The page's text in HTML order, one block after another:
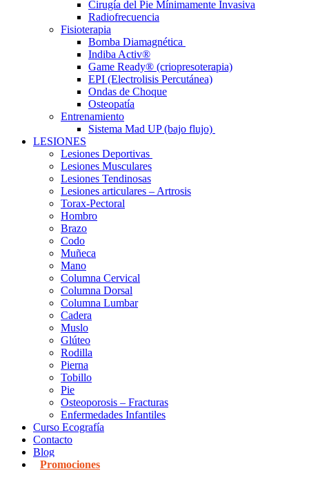
Cirugía del Pie Mínimamente Invasiva
Radiofrecuencia
Fisioterapia
Bomba Diamagnética
Indiba Activ®
Game Ready® (criopresoterapia)
EPI (Electrolisis Percutánea)
Ondas de Choque
Osteopatía
Entrenamiento
Sistema Mad UP (bajo flujo)
LESIONES
Lesiones Deportivas
Lesiones Musculares
Lesiones Tendinosas
Lesiones articulares – Artrosis
Torax-Pectoral
Hombro
Brazo
Codo
Muñeca
Mano
Columna Cervical
Columna Dorsal
Columna Lumbar
Cadera
Muslo
Glúteo
Rodilla
Pierna
Tobillo
Pie
Osteoporosis – Fracturas
Enfermedades Infantiles
Curso Ecografía
Contacto
Blog
Promociones